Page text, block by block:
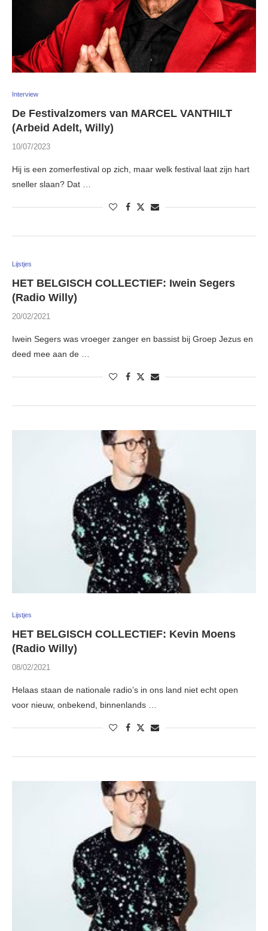
Interview
De Festivalzomers van MARCEL VANTHILT
(Arbeid Adelt, Willy)
10/07/2023
Hij is een zomerfestival op zich, maar welk festival laat zijn hart
sneller slaan? Dat …
Lijstjes
HET BELGISCH COLLECTIEF: Iwein Segers
(Radio Willy)
20/02/2021
Iwein Segers was vroeger zanger en bassist bij Groep Jezus en
deed mee aan de …
Lijstjes
HET BELGISCH COLLECTIEF: Kevin Moens
(Radio Willy)
08/02/2021
Helaas staan de nationale radio’s in ons land niet echt open
voor nieuw, onbekend, binnenlands …